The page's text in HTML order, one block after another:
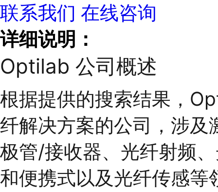
联系我们 在线咨询
详细说明：
Optilab 公司概述
根据提供的搜索结果，
纤解决方案的公司，涉及
极管/接收器、光纤射频
和便携式以及光纤传感